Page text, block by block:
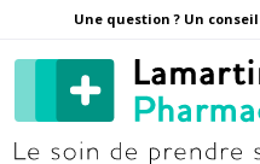
Une question ? Un conseil